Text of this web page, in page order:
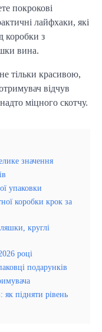
покрокові
лайфхаки, які
коробки з
вина.
тільки красивою,
відчув
міцного скотчу.
значення
упаковки
коробки крок за
круглі
році
подарунків
як підняти рівень